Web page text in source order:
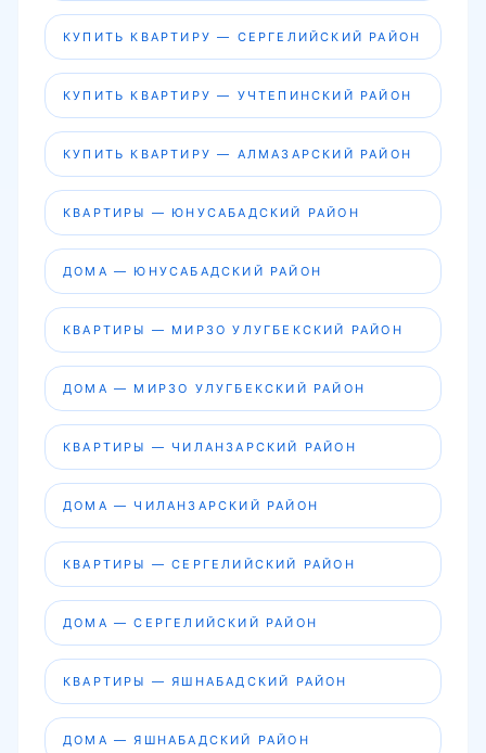
КУПИТЬ КВАРТИРУ — СЕРГЕЛИЙСКИЙ РАЙОН
КУПИТЬ КВАРТИРУ — УЧТЕПИНСКИЙ РАЙОН
КУПИТЬ КВАРТИРУ — АЛМАЗАРСКИЙ РАЙОН
КВАРТИРЫ — ЮНУСАБАДСКИЙ РАЙОН
ДОМА — ЮНУСАБАДСКИЙ РАЙОН
КВАРТИРЫ — МИРЗО УЛУГБЕКСКИЙ РАЙОН
ДОМА — МИРЗО УЛУГБЕКСКИЙ РАЙОН
КВАРТИРЫ — ЧИЛАНЗАРСКИЙ РАЙОН
ДОМА — ЧИЛАНЗАРСКИЙ РАЙОН
КВАРТИРЫ — СЕРГЕЛИЙСКИЙ РАЙОН
ДОМА — СЕРГЕЛИЙСКИЙ РАЙОН
КВАРТИРЫ — ЯШНАБАДСКИЙ РАЙОН
ДОМА — ЯШНАБАДСКИЙ РАЙОН